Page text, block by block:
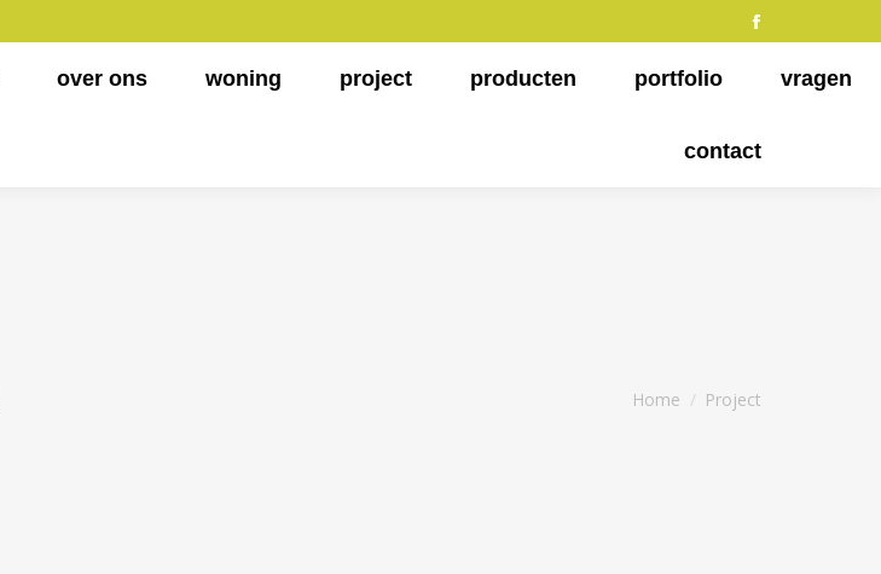
Facebook
page
new
over ons woning project producten portfolio vragen
contact
Je bent hier:
Home Project